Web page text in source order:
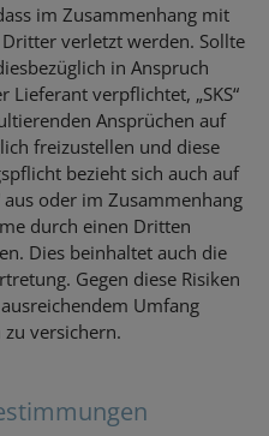
im Zusammenhang mit
verletzt werden. Sollte
in Anspruch
verpflichtet, „SKS“
Ansprüchen auf
freizustellen und diese
bezieht sich auch auf
aus oder im Zusammenhang
durch einen Dritten
Dies beinhaltet auch die
Gegen diese Risiken
Umfang
versichern.